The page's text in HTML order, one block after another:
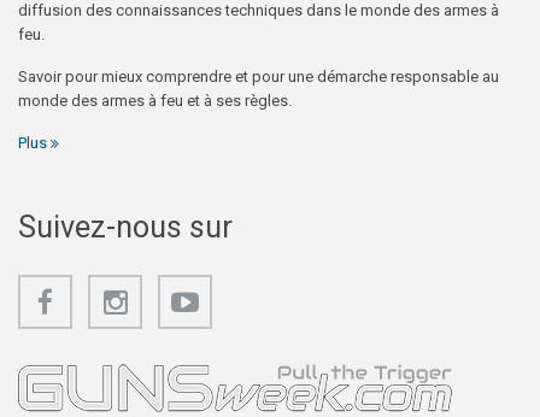
diffusion des connaissances techniques dans le monde des armes à
feu.
Savoir pour mieux comprendre et pour une démarche responsable au
monde des armes à feu et à ses règles.
Plus
Suivez-nous sur